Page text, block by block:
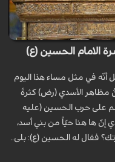
الامام الحسين (ع)
أنّه في مثل مساء هذا اليوم
مظاهر الأسدي (رض) كثرةَ
على حرب الحسين (عليه
إنّ ها هنا حيّاً من بني أسد،
فقال له الحسين (ع): بلى..